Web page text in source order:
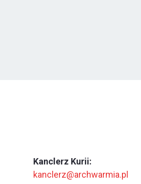
Kanclerz Kurii:
kanclerz@archwarmia.pl